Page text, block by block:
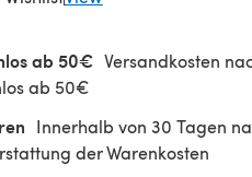
ab 50€ Versandkosten
ab 50€
Innerhalb von 30 Tagen
der Warenkosten